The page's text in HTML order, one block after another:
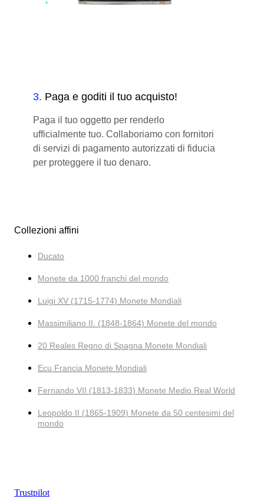
3. Paga e goditi il tuo acquisto!
Paga il tuo oggetto per renderlo
ufficialmente tuo. Collaboriamo con fornitori
di servizi di pagamento autorizzati di fiducia
per proteggere il tuo denaro.
Collezioni affini
Ducato
Monete da 1000 franchi del mondo
Luigi XV (1715-1774) Monete Mondiali
Massimiliano II. (1848-1864) Monete del mondo
20 Reales Regno di Spagna Monete Mondiali
Ecu Francia Monete Mondiali
Fernando VII (1813-1833) Monete Medio Real World
Leopoldo II (1865-1909) Monete da 50 centesimi del
mondo
Trustpilot